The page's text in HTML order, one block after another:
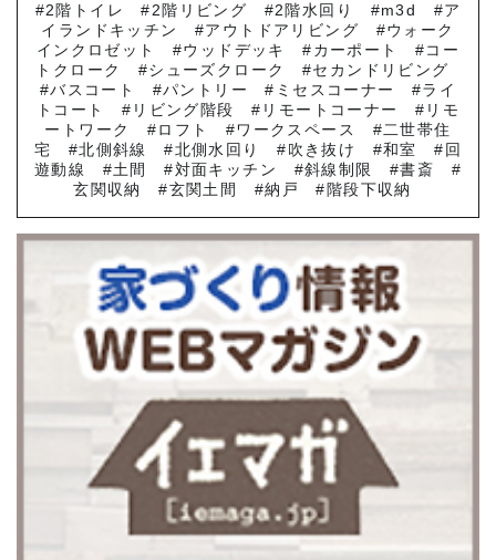
2階トイレ 2階リビング 2階水回り m3d
ア
イランドキッチン
アウトドアリビング
ウォーク
インクロゼット
ウッドデッキ カーポート
コー
トクローク
シューズクローク
セカンドリビング
バスコート
パントリー ミセスコーナー
ライ
トコート
リビング階段 リモートコーナー
リモ
ートワーク
ロフト ワークスペース
二世帯住
宅
北側斜線 北側水回り 吹き抜け 和室
回
遊動線
土間 対面キッチン 斜線制限
書斎
玄関収納
玄関土間 納戸 階段下収納